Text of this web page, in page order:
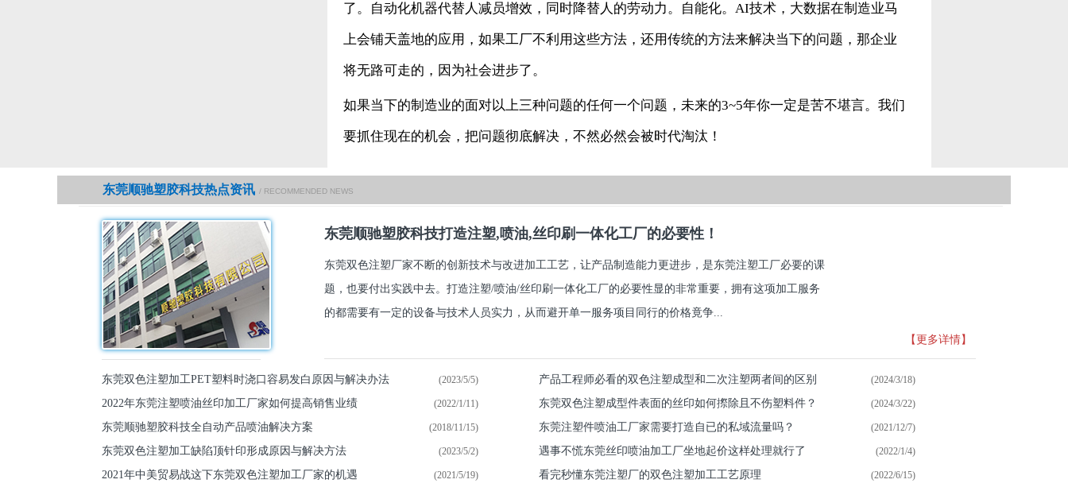
了。自动化机器代替人减员增效，同时降替人的劳动力。自能化。AI技术，大数据在制造业马
上会铺天盖地的应用，如果工厂不利用这些方法，还用传统的方法来解决当下的问题，那企业
将无路可走的，因为社会进步了。
如果当下的制造业的面对以上三种问题的任何一个问题，未来的3~5年你一定是苦不堪言。我们
要抓住现在的机会，把问题彻底解决，不然必然会被时代淘汰！
东莞顺驰塑胶科技热点资讯 / RECOMMENDED NEWS
东莞顺驰塑胶科技打造注塑,喷油,丝印刷一体化工厂的必要性！
东莞双色注塑厂家不断的创新技术与改进加工工艺，让产品制造能力更进步，是东莞注塑工厂必要的课
题，也要付出实践中去。打造注塑/喷油/丝印刷一体化工厂的必要性显的非常重要，拥有这项加工服务
的都需要有一定的设备与技术人员实力，从而避开单一服务项目同行的价格竟争...
【更多详情】
(2023/5/5)
东莞双色注塑加工PET塑料时浇口容易发白原因与解决办法 (2024/3/18)
产品工程师必看的双色注塑成型和二次注塑两者间的区别
(2022/1/11)
2022年东莞注塑喷油丝印加工厂家如何提高销售业绩 (2024/3/22)
东莞双色注塑成型件表面的丝印如何摖除且不伤塑料件？
(2018/11/15)
东莞顺驰塑胶科技全自动产品喷油解决方案 (2021/12/7)
东莞注塑件喷油​工厂家需要打造自已的私域流量吗？
(2023/5/2)
东莞双色注塑加工缺陷顶针印形成原因与解决方法 (2022/1/4)
遇事不慌东莞丝印喷油加工厂坐地起价这样处理就行了
(2021/5/19)
2021年中美贸易战这下东莞双色注塑加工厂家的机遇 (2022/6/15)
看完秒懂东莞注塑厂的双色注塑加工工艺原理